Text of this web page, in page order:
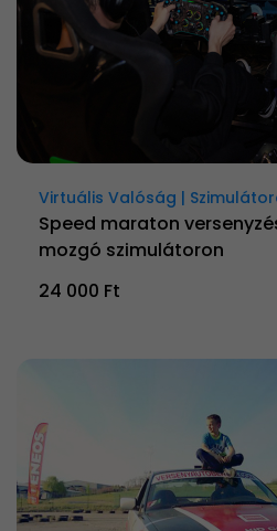
Virtuális Valóság |
Speed maraton
mozgó szimulátoron
24 000 Ft